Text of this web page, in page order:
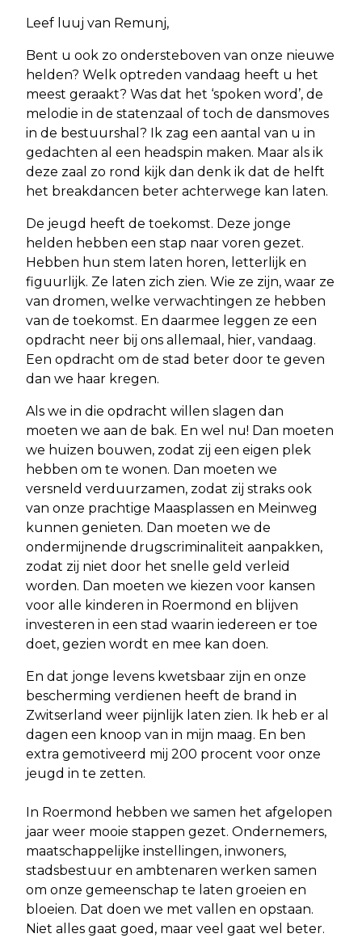
Leef luuj van Remunj,
Bent u ook zo ondersteboven van onze nieuwe
helden? Welk optreden vandaag heeft u het
meest geraakt? Was dat het ‘spoken word’, de
melodie in de statenzaal of toch de dansmoves
in de bestuurshal? Ik zag een aantal van u in
gedachten al een headspin maken. Maar als ik
deze zaal zo rond kijk dan denk ik dat de helft
het breakdancen beter achterwege kan laten.
De jeugd heeft de toekomst. Deze jonge
helden hebben een stap naar voren gezet.
Hebben hun stem laten horen, letterlijk en
figuurlijk. Ze laten zich zien. Wie ze zijn, waar ze
van dromen, welke verwachtingen ze hebben
van de toekomst. En daarmee leggen ze een
opdracht neer bij ons allemaal, hier, vandaag.
Een opdracht om de stad beter door te geven
dan we haar kregen.
Als we in die opdracht willen slagen dan
moeten we aan de bak. En wel nu! Dan moeten
we huizen bouwen, zodat zij een eigen plek
hebben om te wonen. Dan moeten we
versneld verduurzamen, zodat zij straks ook
van onze prachtige Maasplassen en Meinweg
kunnen genieten. Dan moeten we de
ondermijnende drugscriminaliteit aanpakken,
zodat zij niet door het snelle geld verleid
worden. Dan moeten we kiezen voor kansen
voor alle kinderen in Roermond en blijven
investeren in een stad waarin iedereen er toe
doet, gezien wordt en mee kan doen.
En dat jonge levens kwetsbaar zijn en onze
bescherming verdienen heeft de brand in
Zwitserland weer pijnlijk laten zien. Ik heb er al
dagen een knoop van in mijn maag. En ben
extra gemotiveerd mij 200 procent voor onze
jeugd in te zetten.
In Roermond hebben we samen het afgelopen
jaar weer mooie stappen gezet. Ondernemers,
maatschappelijke instellingen, inwoners,
stadsbestuur en ambtenaren werken samen
om onze gemeenschap te laten groeien en
bloeien. Dat doen we met vallen en opstaan.
Niet alles gaat goed, maar veel gaat wel beter.